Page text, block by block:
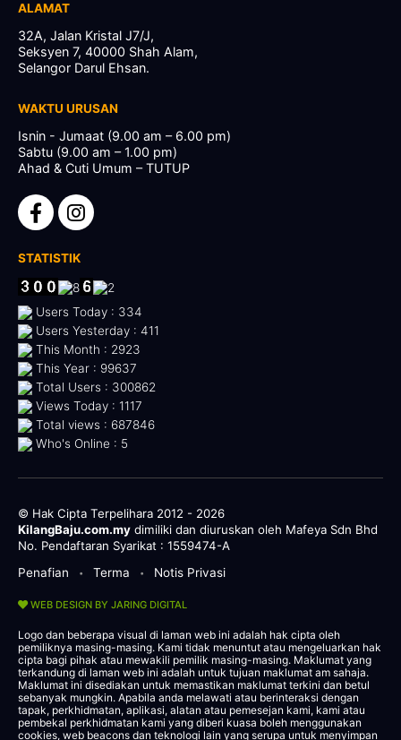
ALAMAT
32A, Jalan Kristal J7/J,
Seksyen 7, 40000 Shah Alam,
Selangor Darul Ehsan.
WAKTU URUSAN
Isnin - Jumaat (9.00 am – 6.00 pm)
Sabtu (9.00 am – 1.00 pm)
Ahad & Cuti Umum – TUTUP
STATISTIK
Users Today : 334
Users Yesterday : 411
This Month : 2923
This Year : 99637
Total Users : 300862
Views Today : 1117
Total views : 687846
Who's Online : 5
© Hak Cipta Terpelihara 2012 - 2026
KilangBaju.com.my dimiliki dan diuruskan oleh Mafeya Sdn Bhd
No. Pendaftaran Syarikat : 1559474-A
Penafian
• Terma • Notis Privasi
WEB DESIGN BY JARING DIGITAL
Logo dan beberapa visual di laman web ini adalah hak cipta oleh
pemiliknya masing-masing. Kami tidak menuntut atau mengeluarkan hak
cipta bagi pihak atau mewakili pemilik masing-masing. Maklumat yang
terkandung di laman web ini adalah untuk tujuan maklumat am sahaja.
Maklumat ini disediakan untuk memastikan maklumat terkini dan betul
sebanyak mungkin. Apabila anda melawati atau berinteraksi dengan
tapak, perkhidmatan, aplikasi, alatan atau pemesejan kami, kami atau
pembekal perkhidmatan kami yang diberi kuasa boleh menggunakan
cookies, web beacons dan teknologi lain yang serupa untuk menyimpan